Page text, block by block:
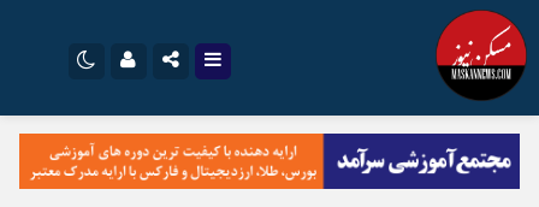
اینستاگرام
تلگرام
سروش
ایتا
نام کاربری یا نشانی ایمیل